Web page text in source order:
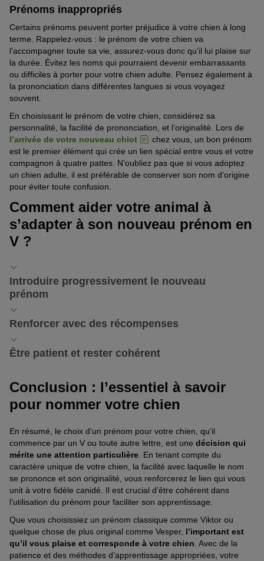
Prénoms inappropriés
Certains prénoms peuvent porter préjudice à votre chien à long
terme. Rappelez-vous : le prénom de votre chien va
l’accompagner toute sa vie, assurez-vous donc qu’il lui plaise sur
la durée. Évitez les noms qui pourraient devenir embarrassants
ou difficiles à porter pour votre chien adulte. Pensez également à
la prononciation dans différentes langues si vous voyagez
souvent.
En choisissant le prénom de votre chien, considérez sa
personnalité, la facilité de prononciation, et l’originalité. Lors de
l’arrivée de votre nouveau chiot
chez vous, un bon prénom
est le premier élément qui crée un lien spécial entre vous et votre
compagnon à quatre pattes. N’oubliez pas que si vous adoptez
un chien adulte, il est préférable de conserver son nom d’origine
pour éviter toute confusion.
Comment aider votre animal à
s’adapter à son nouveau prénom en
V ?
Introduire progressivement le nouveau
prénom
Lorsque vous choisissez un nouveau prénom pour votre chien,
l’introduction progressive est essentielle. Commencez par utiliser
le prénom en V de votre chien dans des contextes positifs,
comme pendantles jeux ou les moments de caresse
utilisant le prénom de manière constante et enthousiaste, vous
aidez votre chien à établir une connexion positive avec ce
nouveau nom.
Renforcer avec des récompenses
Le renforcement positif joue un rôle clé dans l’apprentissage du
prénom par votre chien. Chaque fois que vous utilisez le prénom
récompense, comme unefriandise pour chien
ou des
associer son prénom à des expériences plaisantes et à une
friandises par des caresses ou des séances de jeu, renforçant
ainsi l’association positive avec son prénom. Au fil du temps, son
nom deviendra un signal qui captera facilement son attention.
Vous retrouverez une large sélection de friandises qui pourraient
plaire à votre chien sur la boutique en ligne zooplus !
Être patient et rester cohérent
d’un nouveau prénom. Les chiens apprennent à leur propre
rythme, et certains peuvent mettre plus de temps que d’autres
pour s’adapter. Une fois que vous avez choisi un prénom, il est
mots que votre chiot apprendra à reconnaître. Les animaux, en
particulier les chiens, sont souvent plus réceptifs aux sons aigus,
donc un prénom court, de deux syllabes maximum, facilitera son
apprentissage. Assurez-vous d’utiliser le prénom de manière
cohérente dans toutes les situations et évitez de changer de nom
ou de varier les appels. En restant constant et en répétant
régulièrement le prénom, vous aiderez votre chien identifier et à
répondre avec enthousiasme à son prénom.
Conclusion : l’essentiel à savoir
pour nommer votre chien
En résumé, le choix d’un prénom pour votre chien, qu’il
commence par un V ou toute autre lettre, est une décision qui
mérite une attention particulière . En tenant compte du
caractère unique de votre chien, la facilité avec laquelle le nom
se prononce et son originalité, vous renforcerez le lien qui vous
unit à votre fidèle canidé. Il est crucial d’être cohérent dans
l’utilisation du prénom pour faciliter son apprentissage.
Que vous choisissiez un prénom classique comme Viktor ou
quelque chose de plus original comme Vesper, l’important est
qu’il vous plaise et corresponde à votre chien . Avec de la
patience et des méthodes d’apprentissage appropriées, votre